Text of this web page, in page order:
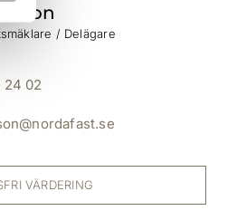
/ Delägare
24 02
VÄRDERING